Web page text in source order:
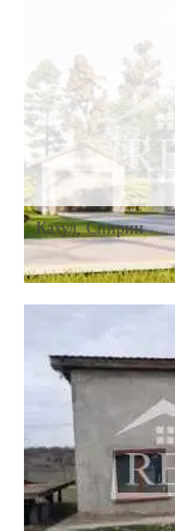
Кахул,Спирин